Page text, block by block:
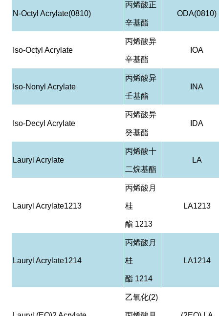
N-Octyl Acrylate(0810)
丙烯酸正
辛基酯
ODA(0810)
Iso-Octyl Acrylate
丙烯酸异
辛基酯
IOA
Iso-Nonyl Acrylate
丙烯酸异
壬基酯
INA
Iso-Decyl Acrylate
丙烯酸异
癸基酯
IDA
Lauryl Acrylate
丙烯酸十
二烷基酯
LA
Lauryl Acrylate1213
丙烯酸月
桂
酯1213
LA1213
Lauryl Acrylate1214
丙烯酸月
桂
酯1214
LA1214
乙氧化(2)